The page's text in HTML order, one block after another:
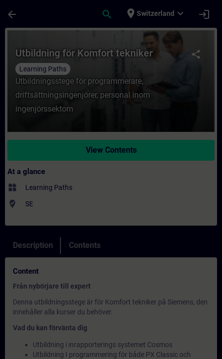
arrow_back search place Switzerland expand_more login
Course - Utbildning för Komfort tekniker
share
Utbildning för Komfort tekniker
Learning Paths
Utbildningsstege för programmerare,
driftsättningsingenjörer, personal inom
ingenjörssektorn
View Contents
At a glance
widgets Learning Paths
where_to_vote SE
Description Contents
Content
Från nybörjare till expert
Denna utbildningsstege är för Komfort tekniker på Siemens, den
innehåller alla kurser du behöver.
Vad du kan förvänta dig
Utbildning i inrapporterings systemet Cosmos
Utbildning I programmering för både PX Classic och